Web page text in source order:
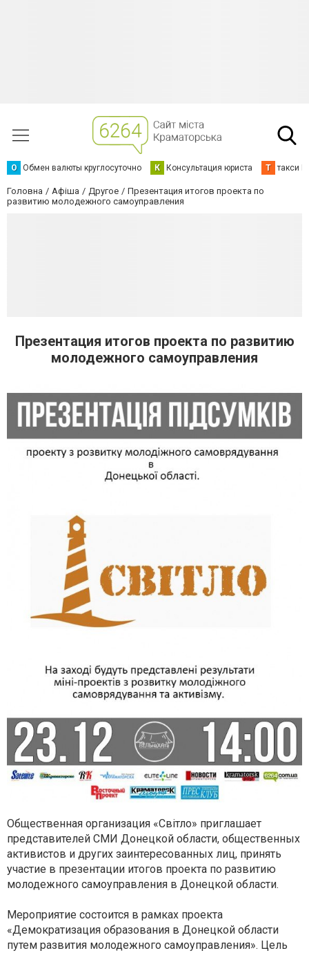
О Обмен валюты круглосуточно К Консультация юриста Т такси
Головна Афіша Другое
Презентация итогов проекта по
развитию молодежного самоуправления
Презентация итогов проекта по развитию
молодежного самоуправления
Общественная организация «Світло» приглашает
представителей СМИ Донецкой области, общественных
активистов и других заинтересованных лиц, принять
участие в презентации итогов проекта по развитию
молодежного самоуправления в Донецкой области.
Мероприятие состоится в рамках проекта
«Демократизация образования в Донецкой области
путем развития молодежного самоуправления». Цель